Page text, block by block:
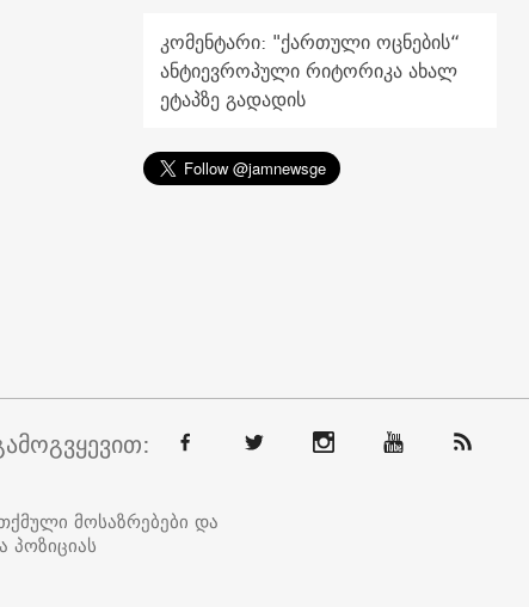
კომენტარი: "ქართული ოცნების“
ანტიევროპული რიტორიკა ახალ
ეტაპზე გადადის
მოსაზრებები და
პოზიციას